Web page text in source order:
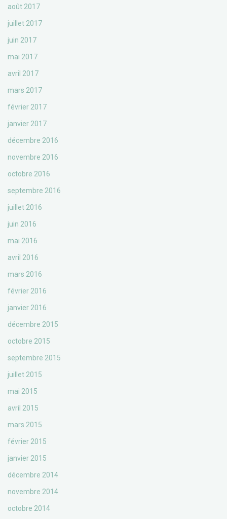
août 2017
juillet 2017
juin 2017
mai 2017
avril 2017
mars 2017
février 2017
janvier 2017
décembre 2016
novembre 2016
octobre 2016
septembre 2016
juillet 2016
juin 2016
mai 2016
avril 2016
mars 2016
février 2016
janvier 2016
décembre 2015
octobre 2015
septembre 2015
juillet 2015
mai 2015
avril 2015
mars 2015
février 2015
janvier 2015
décembre 2014
novembre 2014
octobre 2014